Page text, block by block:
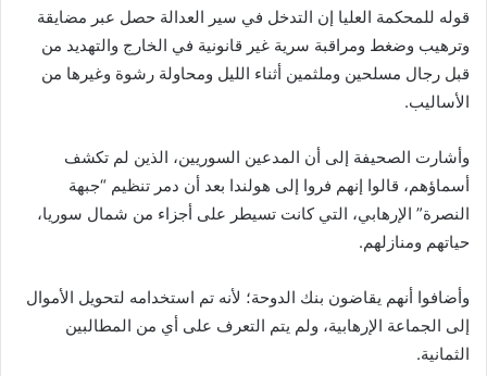
قوله للمحكمة العليا إن التدخل في سير العدالة حصل عبر مضايقة
وترهيب وضغط ومراقبة سرية غير قانونية في الخارج والتهديد من
قبل رجال مسلحين وملثمين أثناء الليل ومحاولة رشوة وغيرها من
الأساليب.
وأشارت الصحيفة إلى أن المدعين السوريين، الذين لم تكشف
أسماؤهم، قالوا إنهم فروا إلى هولندا بعد أن دمر تنظيم “جبهة
النصرة” الإرهابي، التي كانت تسيطر على أجزاء من شمال سوريا،
حياتهم ومنازلهم.
وأضافوا أنهم يقاضون بنك الدوحة؛ لأنه تم استخدامه لتحويل الأموال
إلى الجماعة الإرهابية، ولم يتم التعرف على أي من المطالبين
الثمانية.